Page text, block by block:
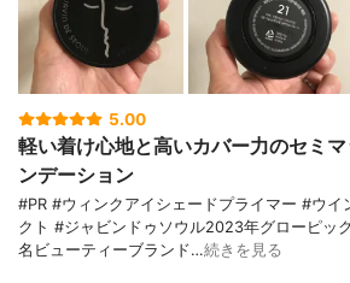
5.00
軽い着け心地と高いカバー力のセミ
ンデーション
#PR #ウィンクアイシェードプライマー #ウイ
クト #ジャビンドゥソウル2023年グローピッ
名ビューティーブランド…続きを見る